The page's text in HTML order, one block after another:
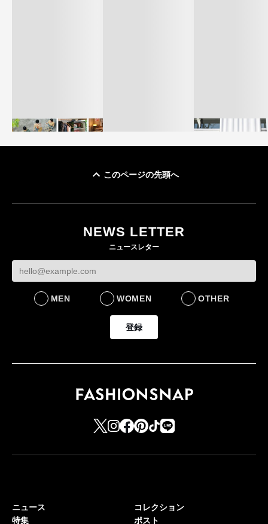
LIFESTYLE
社長 「のんびりした
ら先はない」“前進”す
BUSINESS
BUSINESS
このページの先頭へ
NEWS LETTER
ニュースレター
MEN WOMEN OTHER
登録
ニュース
特集
コレクション
ポスト